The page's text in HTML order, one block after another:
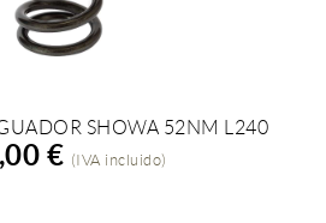
A LA COMPRASHOWA 52NM L240
€ (IVA incluido)